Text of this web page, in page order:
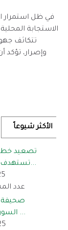
في ظل استمرار
الاستجابة
تتكاثف
وإصرار، تؤكد
الأكثر شيوعاً
تصعيد
تستهدف المدنيين وفرق ال...
4437 عدد
صحيفة
السورية تواجه تحدياً في ...